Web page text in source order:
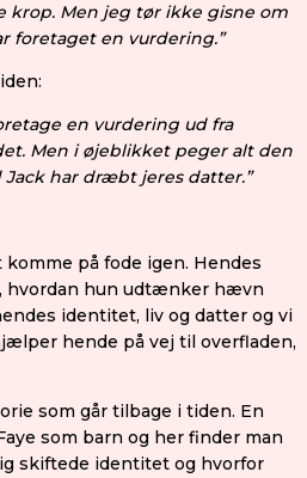
krop. Men jeg tør ikke gisne om
foretaget en vurdering.”
en vurdering ud fra
Men i øjeblikket peger alt den
har dræbt jeres datter.”
på fode igen. Hendes
hvordan hun udtænker hævn
identitet, liv og datter og vi
hende på vej til overfladen,
som går tilbage i tiden. En
som barn og her finder man
skiftede identitet og hvorfor